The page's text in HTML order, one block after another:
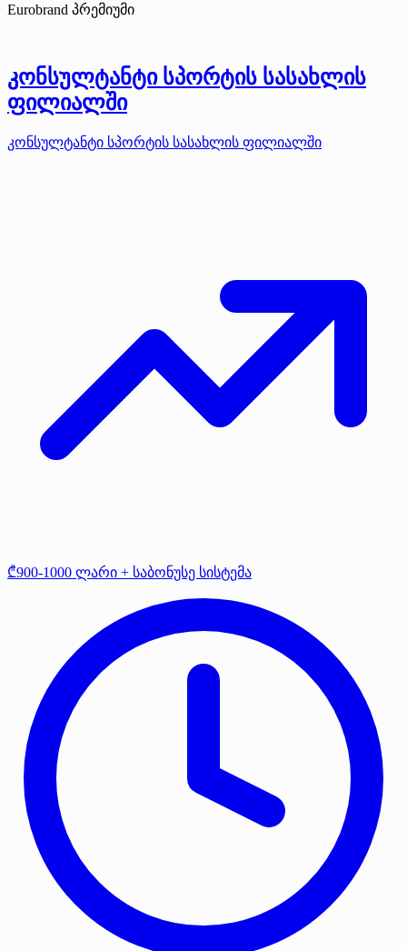
Eurobrand პრემიუმი
კონსულტანტი სპორტის სასახლის
ფილიალში
კონსულტანტი სპორტის სასახლის ფილიალში
₾900-1000 ლარი + საბონუსე სისტემა